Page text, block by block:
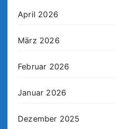
April 2026
März 2026
Februar 2026
Januar 2026
Dezember 2025